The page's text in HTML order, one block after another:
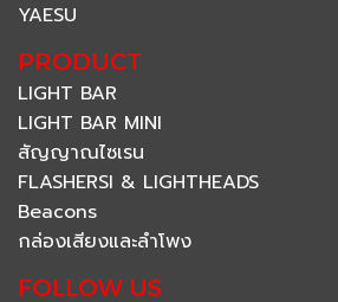
YAESU
PRODUCT
LIGHT BAR
LIGHT BAR MINI
สัญญาณไซเรน
FLASHERSI & LIGHTHEADS
Beacons
กล่องเสียงและลำโพง
FOLLOW US